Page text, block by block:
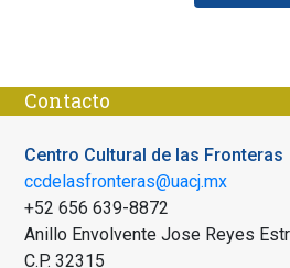
Contacto
Centro Cultural de las Fronteras
ccdelasfronteras@uacj.mx
+52 656 639-8872
Anillo Envolvente Jose Reyes
C.P. 32315